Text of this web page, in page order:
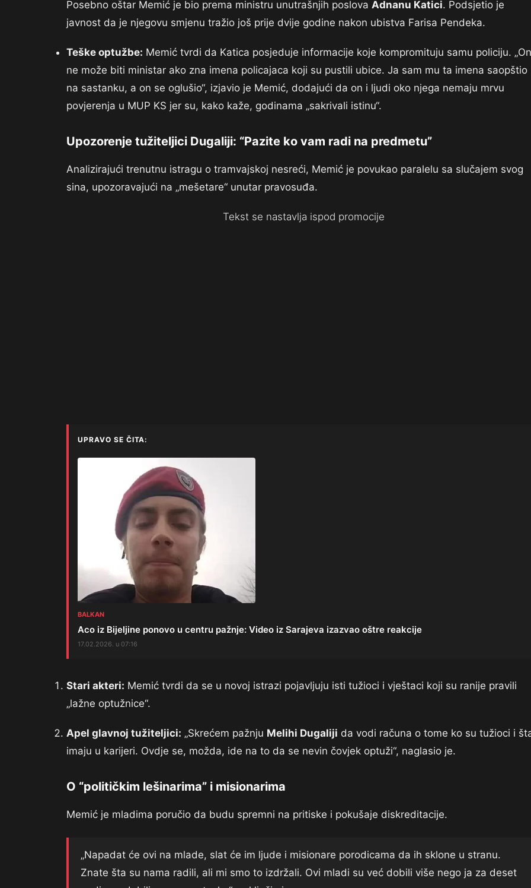
Posebno oštar Memić je bio prema ministru unutrašnjih poslova Adnanu Katici. Podsjetio je
javnost da je njegovu smjenu tražio još prije dvije godine nakon ubistva Farisa Pendeka.
Teške optužbe: Memić tvrdi da Katica posjeduje informacije koje kompromituju samu policiju. „On
ne može biti ministar ako zna imena policajaca koji su pustili ubice. Ja sam mu ta imena saopštio
na sastanku, a on se oglušio“, izjavio je Memić, dodajući da on i ljudi oko njega nemaju mrvu
povjerenja u MUP KS jer su, kako kaže, godinama „sakrivali istinu“.
Upozorenje tužiteljici Dugaliji: “Pazite ko vam radi na predmetu”
Analizirajući trenutnu istragu o tramvajskoj nesreći, Memić je povukao paralelu sa slučajem svog
sina, upozoravajući na „mešetare“ unutar pravosuđa.
Tekst se nastavlja ispod promocije
UPRAVO SE ČITA:
BALKAN
Aco iz Bijeljine ponovo u centru pažnje: Video iz Sarajeva izazvao oštre reakcije
17.02.2026. u 07:16
Stari akteri: Memić tvrdi da se u novoj istrazi pojavljuju isti tužioci i vještaci koji su ranije pravili
„lažne optužnice“.
Apel glavnoj tužiteljici: „Skrećem pažnju Melihi Dugaliji da vodi računa o tome ko su tužioci i
imaju u karijeri. Ovdje se, možda, ide na to da se nevin čovjek optuži“, naglasio je.
O “političkim lešinarima” i misionarima
Memić je mladima poručio da budu spremni na pritiske i pokušaje diskreditacije.
„Napadat će ovi na mlade, slat će im ljude i misionare porodicama da ih sklone u stranu.
Znate šta su nama radili, ali mi smo to izdržali. Ovi mladi su već dobili više nego ja za deset